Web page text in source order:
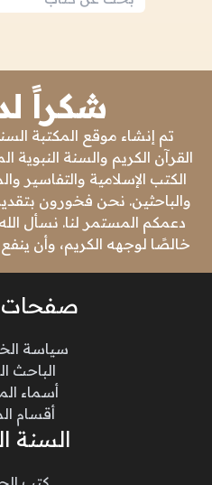
شكراً
تم إنشاء موقع المكتبة
القرآن الكريم والسنة
الكتب الإسلامية والتفاسير
والباحثين. نحن فخورون
دعمكم المستمر لنا. نسأل
خالصًا لوجهه الكريم، وأن
صفحات
سياسة
الباحث
أسماء
أقسام
السنة